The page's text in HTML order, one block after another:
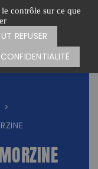
contrôle sur ce que
REFUSER
UN DON
>